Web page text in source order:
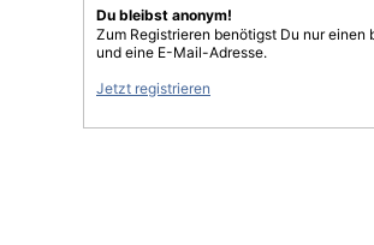
Du bleibst anonym!
Zum Registrieren benötigst Du nur einen
und eine E-Mail-Adresse.
Jetzt registrieren